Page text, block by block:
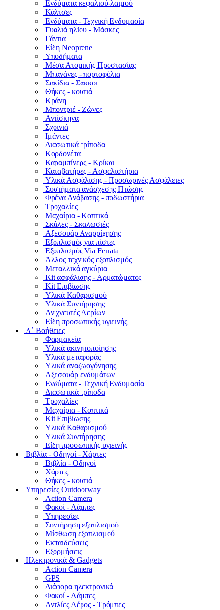
Ενδύματα κεφαλιού-λαιμού
Κάλτσες
Ενδύματα - Τεχνική Ενδυμασία
Γυαλιά ηλίου - Μάσκες
Γάντια
Είδη Neoprene
Υποδήματα
Μέσα Ατομικής Προστασίας
Μπανάνες - πορτοφόλια
Σακίδια - Σάκκοι
Θήκες - κουτιά
Κράνη
Μποντριέ - Ζώνες
Αντίσκηνα
Σχοινιά
Ιμάντες
Διασωτικά τρίποδα
Κορδονέτα
Καραμπίνερς - Κρίκοι
Καταβατήρες - Ασφαλιστήρια
Υλικά Ασφάλισης - Προσωρινές Ασφάλειες
Συστήματα ανάσχεσης Πτώσης
Φρένα Ανάβασης - ποδωστήρια
Τροχαλίες
Μαχαίρια - Κοπτικά
Σκάλες - Σκαλωσιές
Αξεσουάρ Αναρρίχησης
Εξοπλισμός για πίστες
Εξοπλισμός Via Ferrata
Άλλος τεχνικός εξοπλισμός
Μεταλλικά αγκύρια
Kit ασφάλισης - Αρματώματος
Kit Επιβίωσης
Υλικά Καθαρισμού
Υλικά Συντήρησης
Ανιχνευτές Αερίων
Είδη προσωπικής υγιεινής
Α΄ Βοήθειες
Φαρμακεία
Υλικά ακινητοποίησης
Υλικά μεταφοράς
Υλικά αναζωογόνησης
Αξεσουάρ ενδυμάτων
Ενδύματα - Τεχνική Ενδυμασία
Διασωτικά τρίποδα
Τροχαλίες
Μαχαίρια - Κοπτικά
Kit Επιβίωσης
Υλικά Καθαρισμού
Υλικά Συντήρησης
Είδη προσωπικής υγιεινής
Bιβλία - Οδηγοί - Χάρτες
Βιβλία - Οδηγοί
Χάρτες
Θήκες - κουτιά
Υπηρεσίες Outdoorway
Action Camera
Φακοί - Λάμπες
Υπηρεσίες
Συντήρηση εξοπλισμού
Μίσθωση εξοπλισμού
Εκπαιδεύσεις
Εξορμήσεις
Ηλεκτρονικά & Gadgets
Action Camera
GPS
Διάφορα ηλεκτρονικά
Φακοί - Λάμπες
Αντλίες Αέρος - Τρόμπες